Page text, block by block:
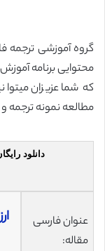
گروه آموزشی ترجمه
محتوایی برنامه
که شما عزیزان
مطالعه نمونه ترجمه
دانلود
عنوان فارسی
مقاله: